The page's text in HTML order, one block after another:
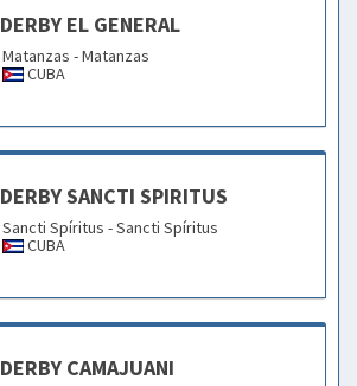
DERBY EL GENERAL
Matanzas - Matanzas
CUBA
DERBY SANCTI SPIRITUS
Sancti Spíritus - Sancti Spíritus
CUBA
DERBY CAMAJUANI